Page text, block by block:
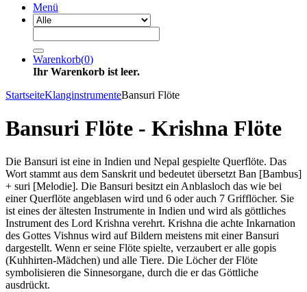
Menü
Warenkorb(0)
Ihr Warenkorb ist leer.
StartseiteKlanginstrumenteBansuri Flöte
Bansuri Flöte - Krishna Flöte
Die Bansuri ist eine in Indien und Nepal gespielte Querflöte. Das
Wort stammt aus dem Sanskrit und bedeutet übersetzt Ban [Bambus]
+ suri [Melodie]. Die Bansuri besitzt ein Anblasloch das wie bei
einer Querflöte angeblasen wird und 6 oder auch 7 Grifflöcher. Sie
ist eines der ältesten Instrumente in Indien und wird als göttliches
Instrument des Lord Krishna verehrt. Krishna die achte Inkarnation
des Gottes Vishnus wird auf Bildern meistens mit einer Bansuri
dargestellt. Wenn er seine Flöte spielte, verzaubert er alle gopis
(Kuhhirten-Mädchen) und alle Tiere. Die Löcher der Flöte
symbolisieren die Sinnesorgane, durch die er das Göttliche
ausdrückt.